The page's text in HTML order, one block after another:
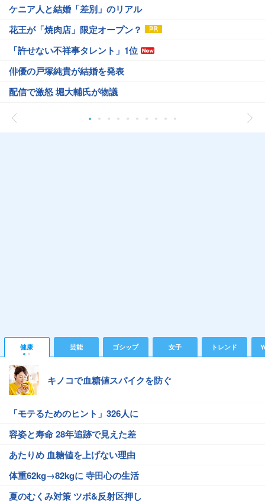
ケニア人と結婚「差別」のリアル
花王が「焼肉店」限定オープン？
「許せない不祥事タレント」1位
俳優の戸塚純貴が結婚を発表
配信で激怒 堀大輔氏が物議
健康 芸能 ゴシップ 女子 トレンド
キノコで血糖値スパイクを防ぐ
「モテるためのヒント」326人に
容姿と寿命 28年追跡で見えた差
あたりめ 血糖値を上げない理由
体重62kg→82kgに 寺田心の生活
夏のむくみ対策 ツボ&反射区押し